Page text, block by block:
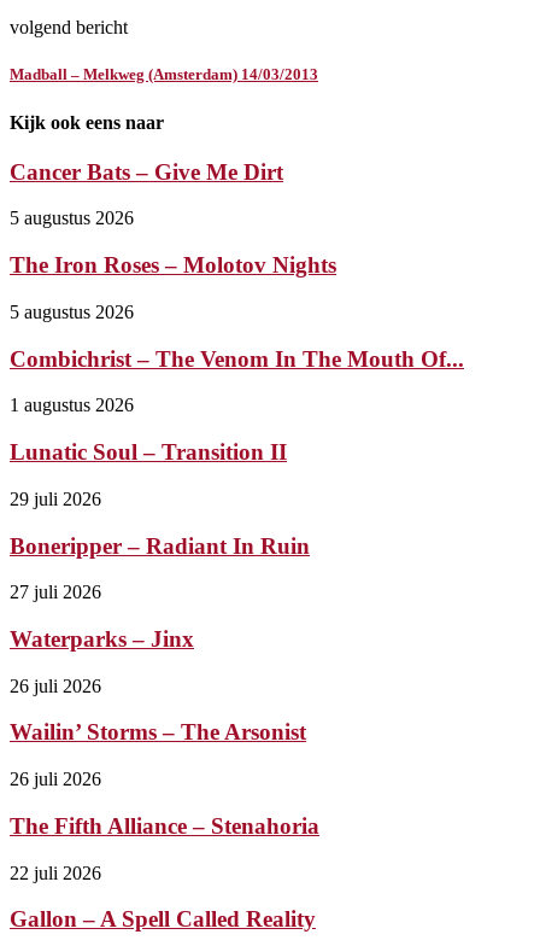
volgend bericht
Madball – Melkweg (Amsterdam) 14/03/2013
Kijk ook eens naar
Cancer Bats – Give Me Dirt
5 augustus 2026
The Iron Roses – Molotov Nights
5 augustus 2026
Combichrist – The Venom In The Mouth Of...
1 augustus 2026
Lunatic Soul – Transition II
29 juli 2026
Boneripper – Radiant In Ruin
27 juli 2026
Waterparks – Jinx
26 juli 2026
Wailin’ Storms – The Arsonist
26 juli 2026
The Fifth Alliance – Stenahoria
22 juli 2026
Gallon – A Spell Called Reality